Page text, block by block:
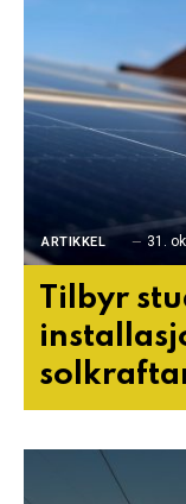
ARTIKKEL 31.
Tilbyr